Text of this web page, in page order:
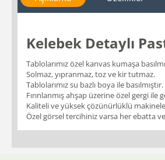
Kelebek Detaylı
Tablolarımız özel kanvas kumaşa
Solmaz, yıpranmaz, toz ve kir tutmaz.
Tablolarımız su bazlı boya ile
Fırınlanmış ahşap üzerine özel gergi
Kaliteli ve yüksek çözünürlüklü
Özel görsel tercihiniz varsa her ebatta